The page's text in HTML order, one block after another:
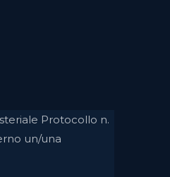
Protocollo n.
un/una